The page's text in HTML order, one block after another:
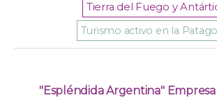
Tierra del Fuego y
Turismo activo en la
"Espléndida Argentina" Empresa